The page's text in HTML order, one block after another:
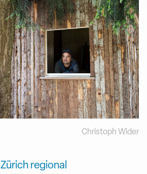
Christoph Wider
Zürich regional